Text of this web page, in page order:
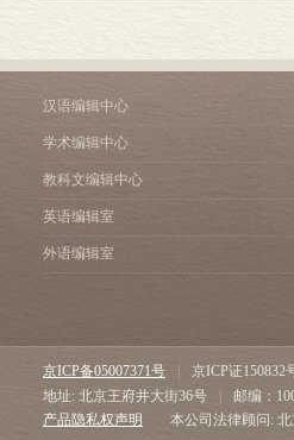
汉语编辑中心
学术编辑中心
教科文编辑中心
英语编辑室
外语编辑室
京ICP备05007371号 京ICP证150832
地址: 北京王府井大街36号
邮编：
产品隐私权声明
本公司法律顾问: